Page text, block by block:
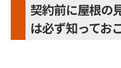
契約前に屋根の
は必ず知ってお